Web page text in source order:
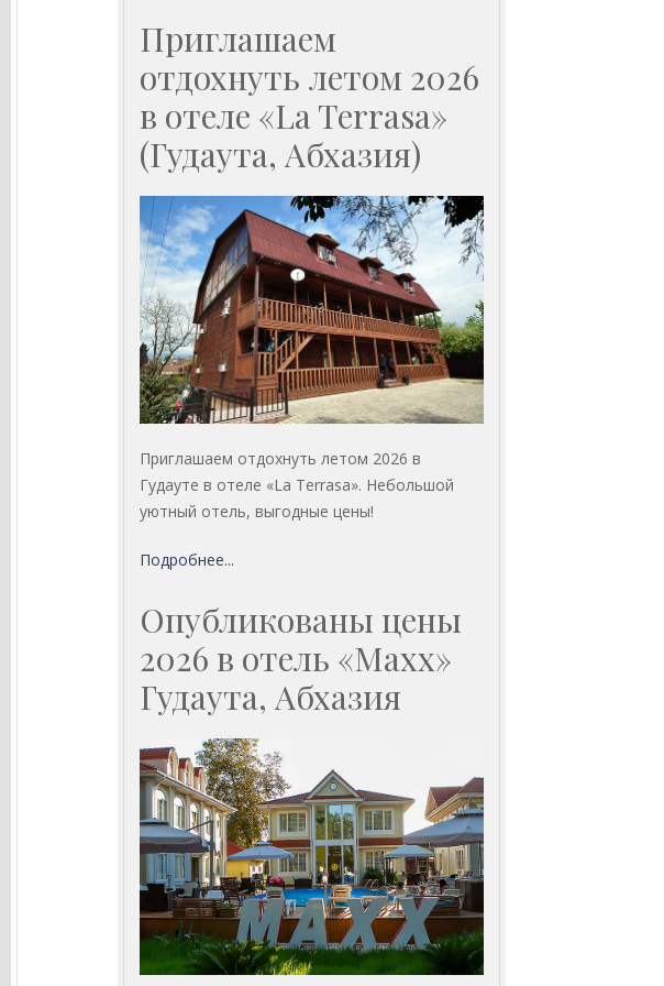
Приглашаем
отдохнуть летом 2026
в отеле «La Terrasa»
(Гудаута, Абхазия)
Приглашаем отдохнуть летом 2026 в
Гудауте в отеле «La Terrasa». Небольшой
уютный отель, выгодные цены!
Подробнее...
Опубликованы цены
2026 в отель «Maxx»
Гудаута, Абхазия